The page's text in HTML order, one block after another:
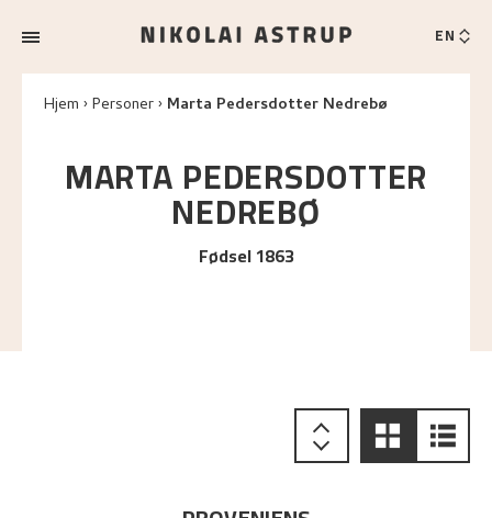
EN
Hjem Personer Marta Pedersdotter Nedrebø
MARTA PEDERSDOTTER
NEDREBØ
Fødsel 1863